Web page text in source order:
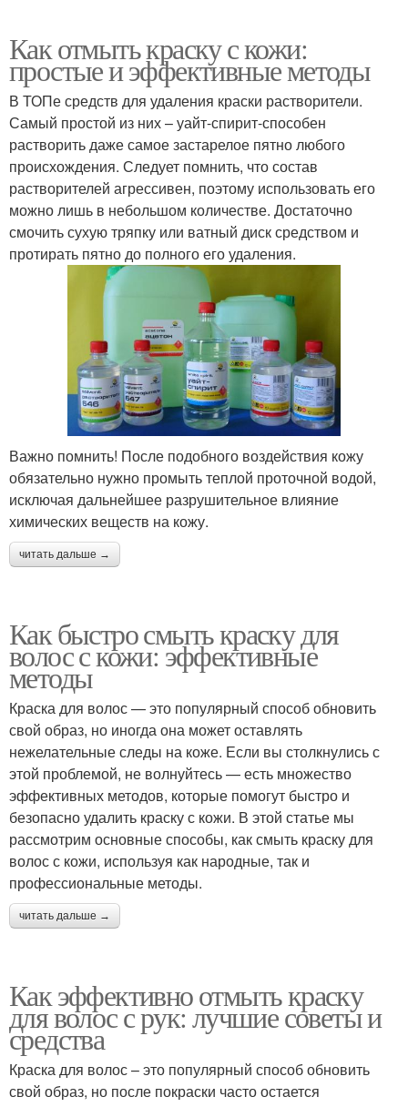
Как отмыть краску с кожи:
простые и эффективные методы
В ТОПе средств для удаления краски растворители.
Самый простой из них – уайт-спирит-способен
растворить даже самое застарелое пятно любого
происхождения. Следует помнить, что состав
растворителей агрессивен, поэтому использовать его
можно лишь в небольшом количестве. Достаточно
смочить сухую тряпку или ватный диск средством и
протирать пятно до полного его удаления.
Важно помнить! После подобного воздействия кожу
обязательно нужно промыть теплой проточной водой,
исключая дальнейшее разрушительное влияние
химических веществ на кожу.
читать дальше →
Как быстро смыть краску для
волос с кожи: эффективные
методы
Краска для волос — это популярный способ обновить
свой образ, но иногда она может оставлять
нежелательные следы на коже. Если вы столкнулись с
этой проблемой, не волнуйтесь — есть множество
эффективных методов, которые помогут быстро и
безопасно удалить краску с кожи. В этой статье мы
рассмотрим основные способы, как смыть краску для
волос с кожи, используя как народные, так и
профессиональные методы.
читать дальше →
Как эффективно отмыть краску
для волос с рук: лучшие советы и
средства
Краска для волос – это популярный способ обновить
свой образ, но после покраски часто остается